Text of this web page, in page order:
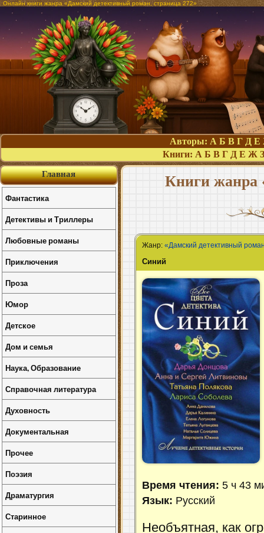
Онлайн книги жанра «Дамский детективный роман, страница 272»
Авторы: А Б В Г Д Е
Книги: А Б В Г Д Е Ж З
Книги жанра
Жанр:«Дамский детективный
Синий
Время чтения:5 ч 43
Язык: Русский
Необъятная, как
Главная
Фантастика
Детективы и Триллеры
Любовные романы
Приключения
Проза
Юмор
Детское
Дом и семья
Наука, Образование
Справочная литература
Духовность
Документальная
Прочее
Поэзия
Драматургия
Старинное